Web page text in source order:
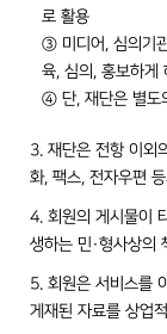
로 활용
③ 미디어, 심의기
육, 심의, 홍보하게
④ 단, 재단은 별도
3. 재단은 전항 이외
화, 팩스, 전자우편
4. 회원의 게시물이
생하는 민·형사상의
5. 회원은 서비스를
게재된 자료를 상업